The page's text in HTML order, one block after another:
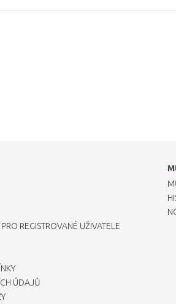
REGISTROVANÉ UŽIVATELE
ÚDAJŮ